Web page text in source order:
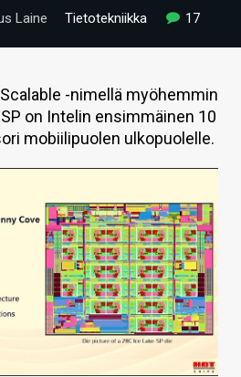
Laine Tietotekniikka 17
-nimellä myöhemmin
on Intelin ensimmäinen 10
mobiilipuolen ulkopuolelle.